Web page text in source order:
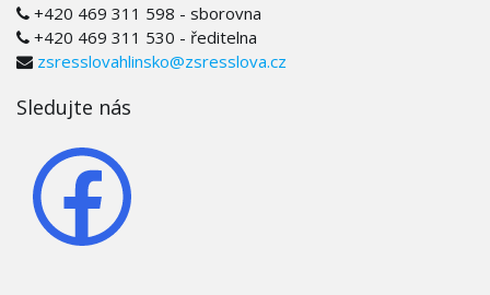
+420 469 311 598 - sborovna
+420 469 311 530 - ředitelna
zsresslovahlinsko@zsresslova.cz
Sledujte nás